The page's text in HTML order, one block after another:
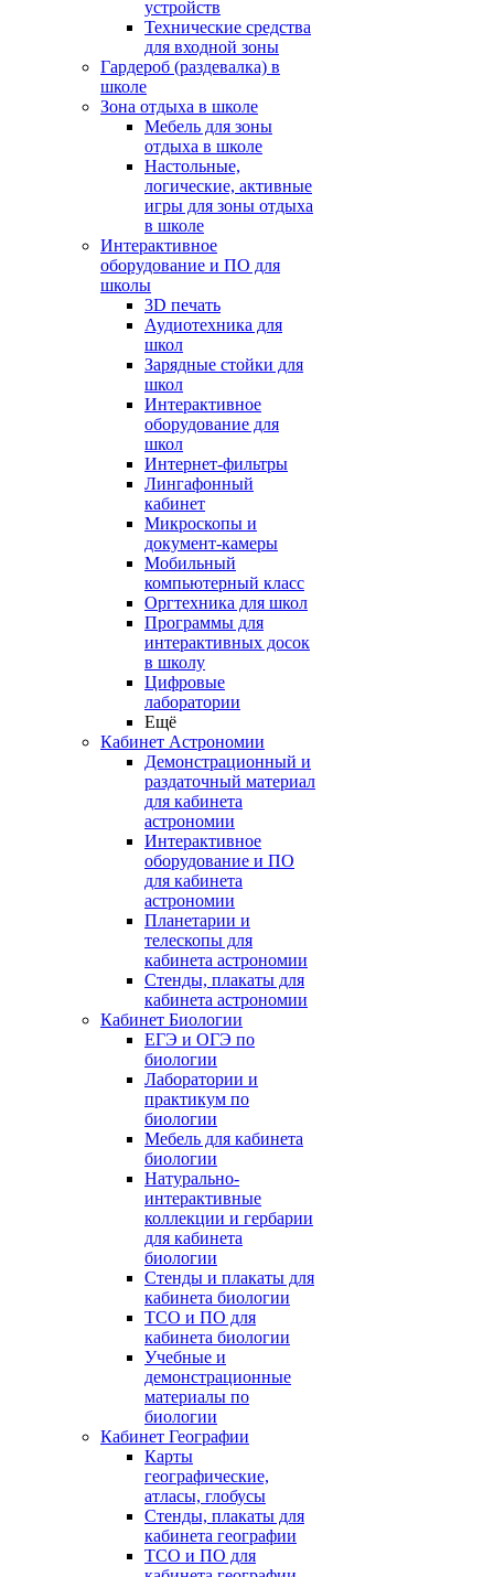
устройств
Технические средства
для входной зоны
Гардероб (раздевалка) в
школе
Зона отдыха в школе
Мебель для зоны
отдыха в школе
Настольные,
логические, активные
игры для зоны отдыха
в школе
Интерактивное
оборудование и ПО для
школы
3D печать
Аудиотехника для
школ
Зарядные стойки для
школ
Интерактивное
оборудование для
школ
Интернет-фильтры
Лингафонный
кабинет
Микроскопы и
документ-камеры
Мобильный
компьютерный класс
Оргтехника для школ
Программы для
интерактивных досок
в школу
Цифровые
лаборатории
Ещё
Кабинет Астрономии
Демонстрационный и
раздаточный материал
для кабинета
астрономии
Интерактивное
оборудование и ПО
для кабинета
астрономии
Планетарии и
телескопы для
кабинета астрономии
Стенды, плакаты для
кабинета астрономии
Кабинет Биологии
ЕГЭ и ОГЭ по
биологии
Лаборатории и
практикум по
биологии
Мебель для кабинета
биологии
Натурально-
интерактивные
коллекции и гербарии
для кабинета
биологии
Стенды и плакаты для
кабинета биологии
ТСО и ПО для
кабинета биологии
Учебные и
демонстрационные
материалы по
биологии
Кабинет Географии
Карты
географические,
атласы, глобусы
Стенды, плакаты для
кабинета географии
ТСО и ПО для